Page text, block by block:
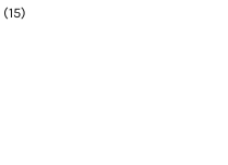
(15)